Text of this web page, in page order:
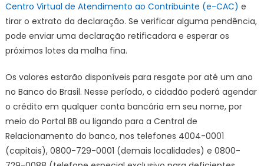
Centro Virtual de Atendimento ao Contribuinte (e-CAC) e
tirar o extrato da declaração. Se verificar alguma pendência,
pode enviar uma declaração retificadora e esperar os
próximos lotes da malha fina.
Os valores estarão disponíveis para resgate por até um ano
no Banco do Brasil. Nesse período, o cidadão poderá agendar
o crédito em qualquer conta bancária em seu nome, por
meio do Portal BB ou ligando para a Central de
Relacionamento do banco, nos telefones 4004-0001
(capitais), 0800-729-0001 (demais localidades) e 0800-